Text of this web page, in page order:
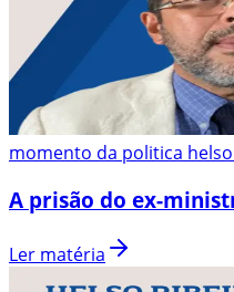
momento da politica
A prisão do ex-
Ler matéria